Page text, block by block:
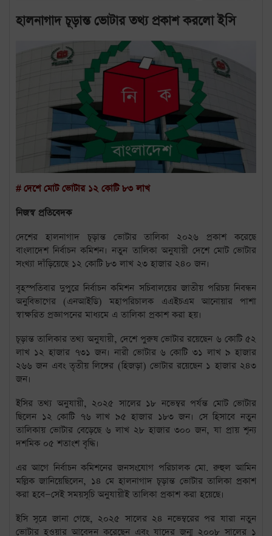
হালনাগাদ চূড়ান্ত ভোটার তথ্য প্রকাশ করলো ইসি
# দেশে মোট ভোটার ১২ কোটি ৮৩ লাখ
নিজস্ব প্রতিবেদক
দেশের হালনাগাদ চূড়ান্ত ভোটার তালিকা ২০২৬ প্রকাশ করেছে
বাংলাদেশ নির্বাচন কমিশন। নতুন তালিকা অনুযায়ী দেশে মোট ভোটার
সংখ্যা দাঁড়িয়েছে ১২ কোটি ৮৩ লাখ ২৩ হাজার ২৪০ জন।
বৃহস্পতিবার দুপুরে নির্বাচন কমিশন সচিবালয়ের জাতীয় পরিচয় নিবন্ধন
অনুবিভাগের (এনআইডি) মহাপরিচালক এএইচএম আনোয়ার পাশা
স্বাক্ষরিত প্রজ্ঞাপনের মাধ্যমে এ তালিকা প্রকাশ করা হয়।
চূড়ান্ত তালিকার তথ্য অনুযায়ী, দেশে পুরুষ ভোটার রয়েছেন ৬ কোটি ৫২
লাখ ১২ হাজার ৭৩১ জন। নারী ভোটার ৬ কোটি ৩১ লাখ ৯ হাজার
২৬৬ জন এবং তৃতীয় লিঙ্গের (হিজড়া) ভোটার রয়েছেন ১ হাজার ২৪৩
জন।
ইসির তথ্য অনুযায়ী, ২০২৫ সালের ১৮ নভেম্বর পর্যন্ত মোট ভোটার
ছিলেন ১২ কোটি ৭৬ লাখ ৯৫ হাজার ১৮৩ জন। সে হিসাবে নতুন
তালিকায় ভোটার বেড়েছে ৬ লাখ ২৮ হাজার ৩০০ জন, যা প্রায় শূন্য
দশমিক ০৫ শতাংশ বৃদ্ধি।
এর আগে নির্বাচন কমিশনের জনসংযোগ পরিচালক মো. রুহুল আমিন
মল্লিক জানিয়েছিলেন, ১৪ মে হালনাগাদ চূড়ান্ত ভোটার তালিকা প্রকাশ
করা হবে—সেই সময়সূচি অনুযায়ীই তালিকা প্রকাশ করা হয়েছে।
ইসি সূত্রে জানা গেছে, ২০২৫ সালের ২৪ নভেম্বরের পর যারা নতুন
ভোটার হওয়ার আবেদন করেছেন এবং যাদের জন্ম ২০০৮ সালের ১